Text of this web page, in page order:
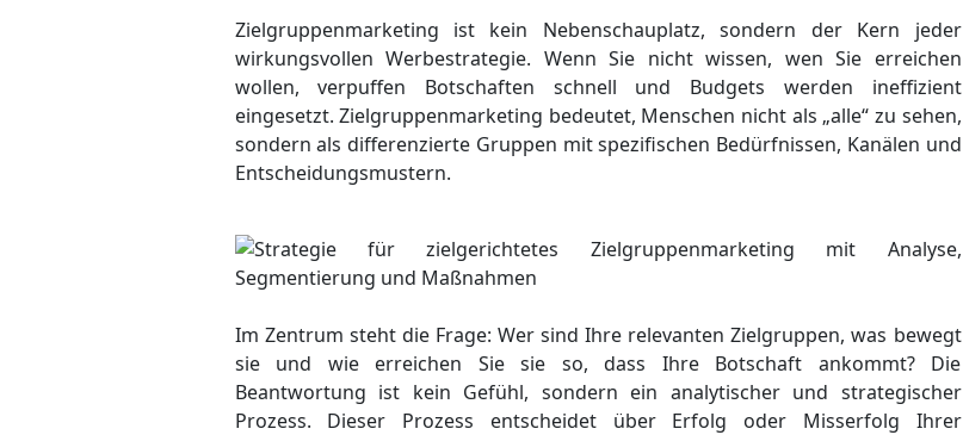
Zielgruppenmarketing ist kein Nebenschauplatz, sondern der Kern jeder
wirkungs­vollen Werbestrategie. Wenn Sie nicht wissen, wen Sie erreichen
wollen, verpuffen Botschaften schnell und Budgets werden ineffizient
eingesetzt. Zielgruppen­marketing bedeutet, Menschen nicht als „alle“ zu sehen,
sondern als differenzierte Gruppen mit spezifischen Bedürfnissen, Kanälen und
Entscheidungs­mustern.
Im Zentrum steht die Frage: Wer sind Ihre relevanten Zielgruppen, was bewegt
sie und wie erreichen Sie sie so, dass Ihre Botschaft ankommt? Die
Beantwortung ist kein Gefühl, sondern ein analytischer und strategischer
Prozess. Dieser Prozess entscheidet über Erfolg oder Misserfolg Ihrer